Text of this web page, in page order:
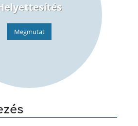
Megmutat